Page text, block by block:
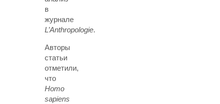
в
журнале
L’Anthropologie.
Авторы
статьи
отметили,
что
Homo
sapiens